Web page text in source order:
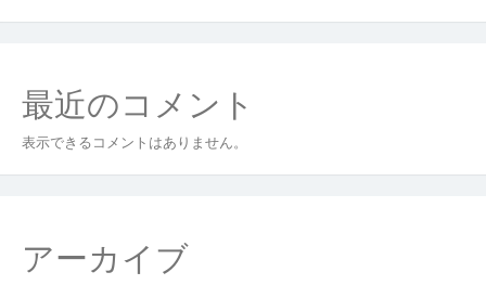
最近のコメント
表示できるコメントはありません。
アーカイブ